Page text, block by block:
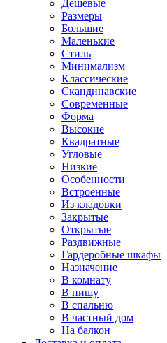
Дешевые
Размеры
Большие
Маленькие
Стиль
Минимализм
Классические
Скандинавские
Современные
Форма
Высокие
Квадратные
Угловые
Низкие
Особенности
Встроенные
Из кладовки
Закрытые
Открытые
Раздвижные
Гардеробные шкафы
Назначение
В комнату
В нишу
В спальню
В частный дом
На балкон